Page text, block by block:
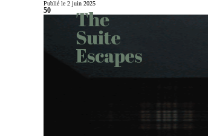
Publié le 2 juin 2025
50